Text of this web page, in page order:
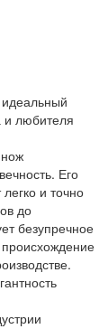
и любителя
Его
и точно
до
безупречное
происхождение